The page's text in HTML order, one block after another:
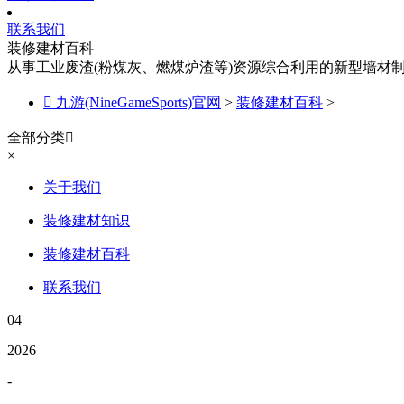
联系我们
装修建材百科
从事工业废渣(粉煤灰、燃煤炉渣等)资源综合利用的新型墙材
 九游(NineGameSports)官网 > 装修建材百科 >
全部分类
×
关于我们
装修建材知识
装修建材百科
联系我们
04
2026
-